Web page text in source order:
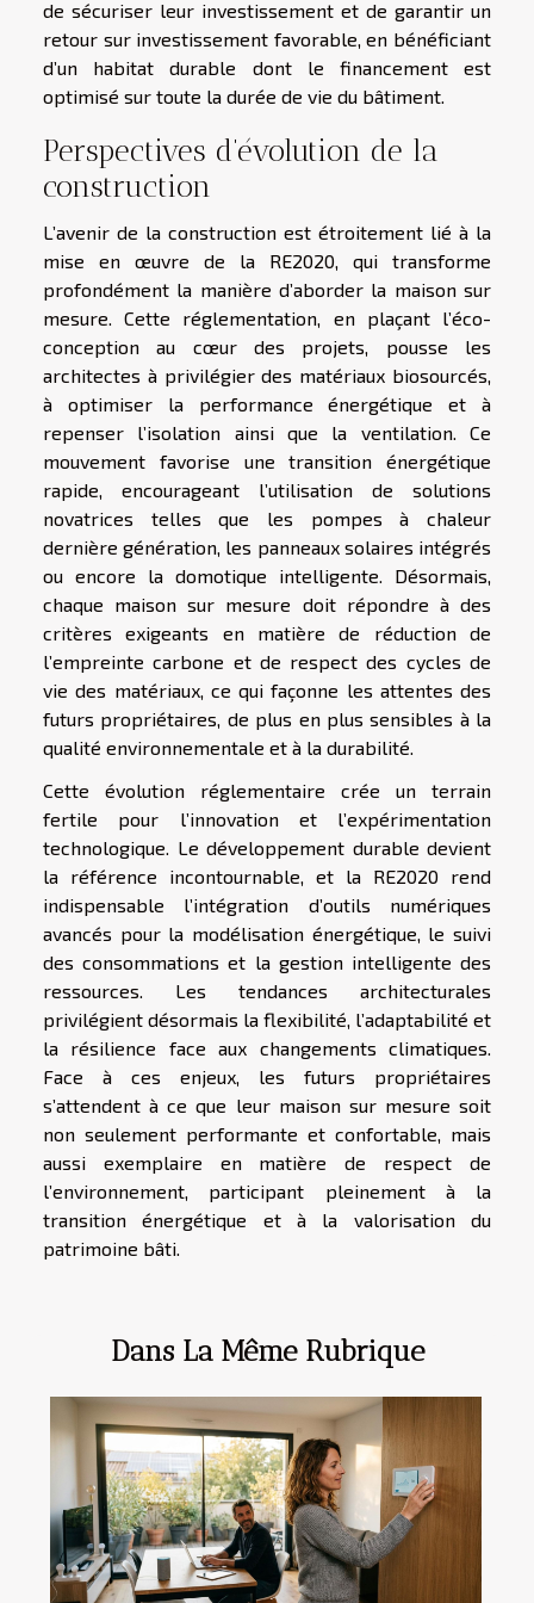
de sécuriser leur investissement et de garantir un
retour sur investissement favorable, en bénéficiant
d’un habitat durable dont le financement est
optimisé sur toute la durée de vie du bâtiment.
Perspectives d’évolution de la
construction
L’avenir de la construction est étroitement lié à la
mise en œuvre de la RE2020, qui transforme
profondément la manière d’aborder la maison sur
mesure. Cette réglementation, en plaçant l’éco-
conception au cœur des projets, pousse les
architectes à privilégier des matériaux biosourcés,
à optimiser la performance énergétique et à
repenser l’isolation ainsi que la ventilation. Ce
mouvement favorise une transition énergétique
rapide, encourageant l’utilisation de solutions
novatrices telles que les pompes à chaleur
dernière génération, les panneaux solaires intégrés
ou encore la domotique intelligente. Désormais,
chaque maison sur mesure doit répondre à des
critères exigeants en matière de réduction de
l’empreinte carbone et de respect des cycles de
vie des matériaux, ce qui façonne les attentes des
futurs propriétaires, de plus en plus sensibles à la
qualité environnementale et à la durabilité.
Cette évolution réglementaire crée un terrain
fertile pour l’innovation et l’expérimentation
technologique. Le développement durable devient
la référence incontournable, et la RE2020 rend
indispensable l’intégration d’outils numériques
avancés pour la modélisation énergétique, le suivi
des consommations et la gestion intelligente des
ressources. Les tendances architecturales
privilégient désormais la flexibilité, l’adaptabilité et
la résilience face aux changements climatiques.
Face à ces enjeux, les futurs propriétaires
s’attendent à ce que leur maison sur mesure soit
non seulement performante et confortable, mais
aussi exemplaire en matière de respect de
l’environnement, participant pleinement à la
transition énergétique et à la valorisation du
patrimoine bâti.
Dans La Même Rubrique